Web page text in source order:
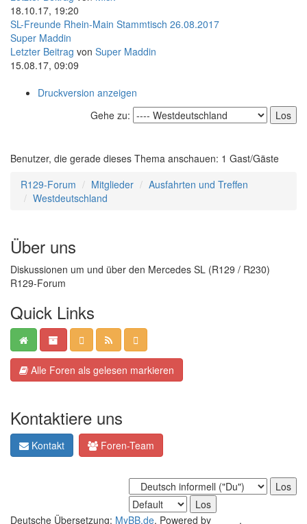
18.10.17, 19:20
SL-Freunde Rhein-Main Stammtisch 26.08.2017
Super Maddin
Letzter Beitrag von Super Maddin
15.08.17, 09:09
Druckversion anzeigen
Gehe zu:
Benutzer, die gerade dieses Thema anschauen: 1 Gast/Gäste
R129-Forum
Mitglieder
Ausfahrten und Treffen
Westdeutschland
Über uns
Diskussionen um und über den Mercedes SL (R129 / R230)
R129-Forum
Quick Links
Alle Foren als gelesen markieren
Kontaktiere uns
Kontakt Foren-Team
Deutsche Übersetzung: MyBB.de, Powered by .